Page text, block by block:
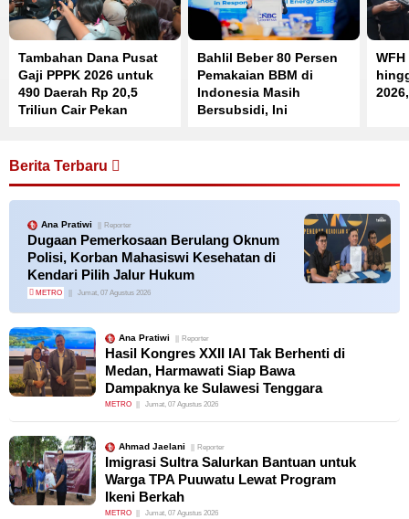
Tambahan Dana Pusat
Gaji PPPK 2026 untuk
490 Daerah Rp 20,5
Triliun Cair Pekan
Bahlil Beber 80 Persen
Pemakaian BBM di
Indonesia Masih
Bersubsidi, Ini
Berita Terbaru
Ana Pratiwi Reporter
Dugaan Pemerkosaan Berulang Oknum
Polisi, Korban Mahasiswi Kesehatan di
Kendari Pilih Jalur Hukum
METRO Jumat, 07 Agustus 2026
Ana Pratiwi Reporter
Hasil Kongres XXII IAI Tak Berhenti di
Medan, Harmawati Siap Bawa
Dampaknya ke Sulawesi Tenggara
METRO Jumat, 07 Agustus 2026
Ahmad Jaelani Reporter
Imigrasi Sultra Salurkan Bantuan untuk
Warga TPA Puuwatu Lewat Program
Ikeni Berkah
METRO Jumat, 07 Agustus 2026